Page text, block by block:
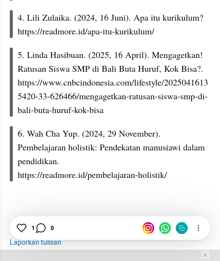
4. Lili Zulaika. (2024, 16 Juni). Apa itu kurikulum?
https://readmore.id/apa-itu-kurikulum/
5. Linda Hasibuan. (2025, 16 April). Mengagetkan!
Ratusan Siswa SMP di Bali Buta Huruf, Kok Bisa?.
https://www.cnbcindonesia.com/lifestyle/2025041613
5420-33-626466/mengagetkan-ratusan-siswa-smp-di-
bali-buta-huruf-kok-bisa
6. Wah Cha Yup. (2024, 29 November).
Pembelajaran holistik: Pendekatan manusiawi dalam
pendidikan.
https://readmore.id/pembelajaran-holistik/
Kurikulum
Pendidikan
Laporkan tulisan
1 0